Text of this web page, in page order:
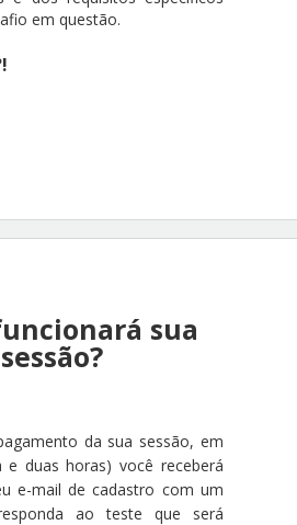
em questão.
sua
sessão?
da sua sessão, em
e duas horas) você receberá
e-mail de cadastro com um
ao teste que será